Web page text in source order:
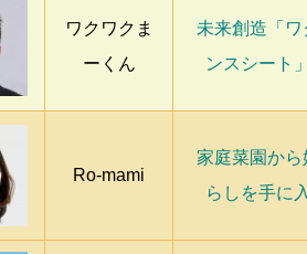
ワクワクま
ーくん
未来創造「
ンスシート
Ro-mami
家庭菜園か
らしを手に